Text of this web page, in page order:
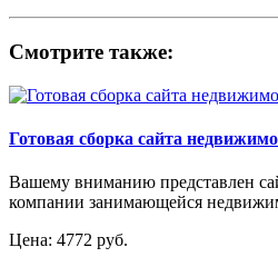
Смотрите также:
Готовая сборка сайта
Вашему вниманию представлен
компании занимающейся
Цена: 4772 руб.